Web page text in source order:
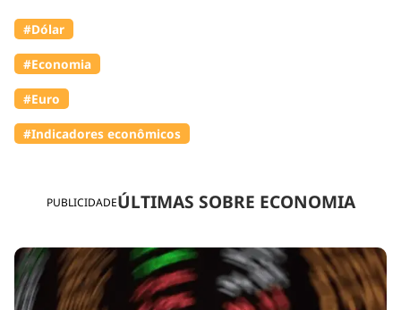
PUBLICIDADEÚLTIMAS SOBRE ECONOMIA
#Dólar
#Economia
#Euro
#Indicadores econômicos